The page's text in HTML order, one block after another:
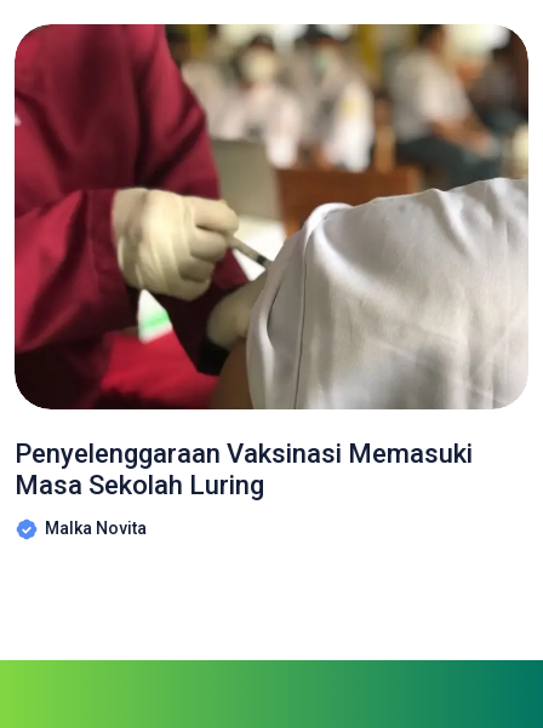
Penyelenggaraan Vaksinasi Memasuki
Masa Sekolah Luring
Malka Novita